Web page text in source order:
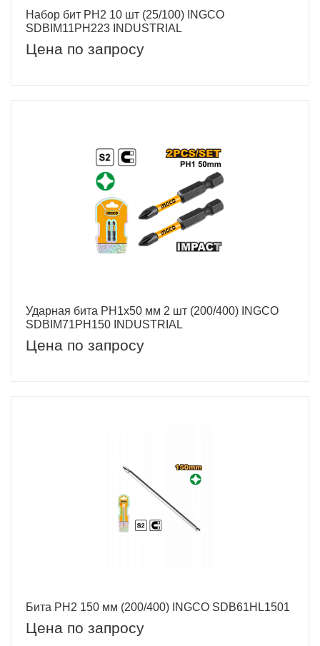
Набор бит PH2 10 шт (25/100) INGCO
SDBIM11PH223 INDUSTRIAL
Цена по запросу
Ударная бита PH1х50 мм 2 шт (200/400) INGCO
SDBIM71PH150 INDUSTRIAL
Цена по запросу
Бита PH2 150 мм (200/400) INGCO SDB61HL1501
Цена по запросу